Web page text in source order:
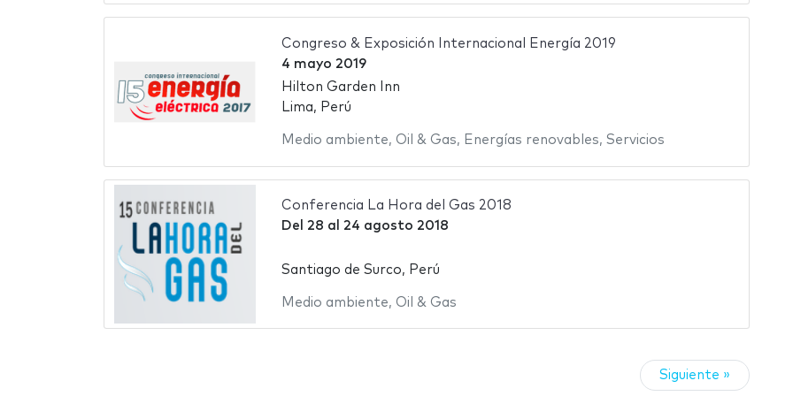
Congreso & Exposición Internacional Energía 2019
4 mayo 2019
Hilton Garden Inn
Lima, Perú
Medio ambiente, Oil & Gas, Energías renovables, Servicios
Conferencia La Hora del Gas 2018
Del 28 al 24 agosto 2018
Santiago de Surco, Perú
Medio ambiente, Oil & Gas
Siguiente »